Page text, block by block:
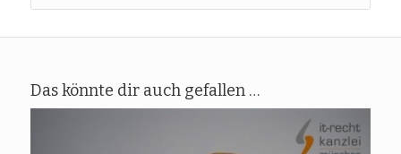
Das könnte dir auch gefallen …